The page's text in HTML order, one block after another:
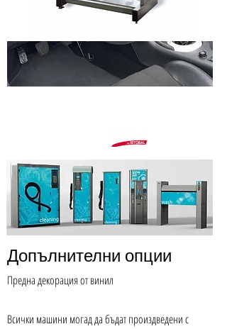
Допълнителни опции
Предна декорация от винил
Всички машини могад да бъдат произдведени с